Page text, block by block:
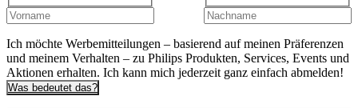
Ich möchte Werbemitteilungen – basierend auf meinen Präferenzen
und meinem Verhalten – zu Philips Produkten, Services, Events und
Aktionen erhalten. Ich kann mich jederzeit ganz einfach abmelden!
Was bedeutet das?